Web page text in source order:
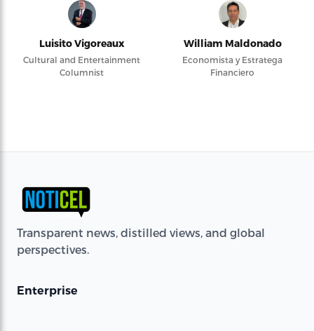
Luisito Vigoreaux
Cultural and Entertainment
Columnist
William Maldonado
Economista y Estratega
Financiero
Transparent news, distilled views, and global
perspectives.
Enterprise